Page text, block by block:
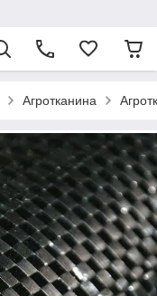
Агротканина